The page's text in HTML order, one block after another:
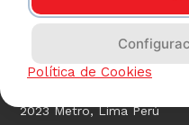
Esta tienda usa Niubiz
electrónicas.
2023 Metro, Lima Perú
Política de Cookies